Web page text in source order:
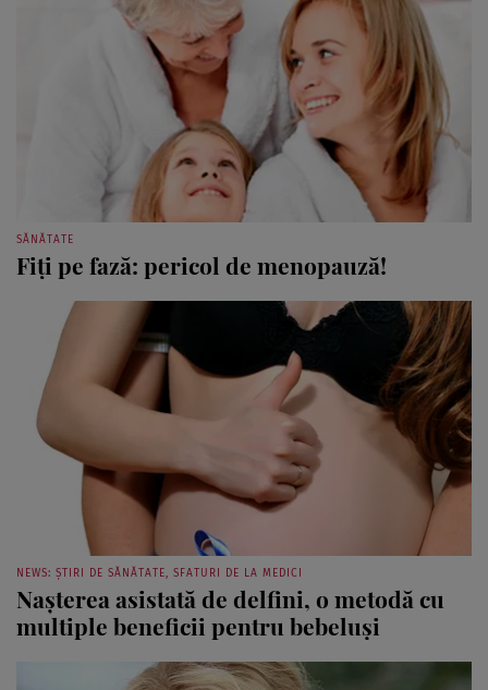
SĂNĂTATE
Fiţi pe fază: pericol de menopauză!
NEWS: ȘTIRI DE SĂNĂTATE, SFATURI DE LA MEDICI
Naşterea asistată de delfini, o metodă cu
multiple beneficii pentru bebeluşi